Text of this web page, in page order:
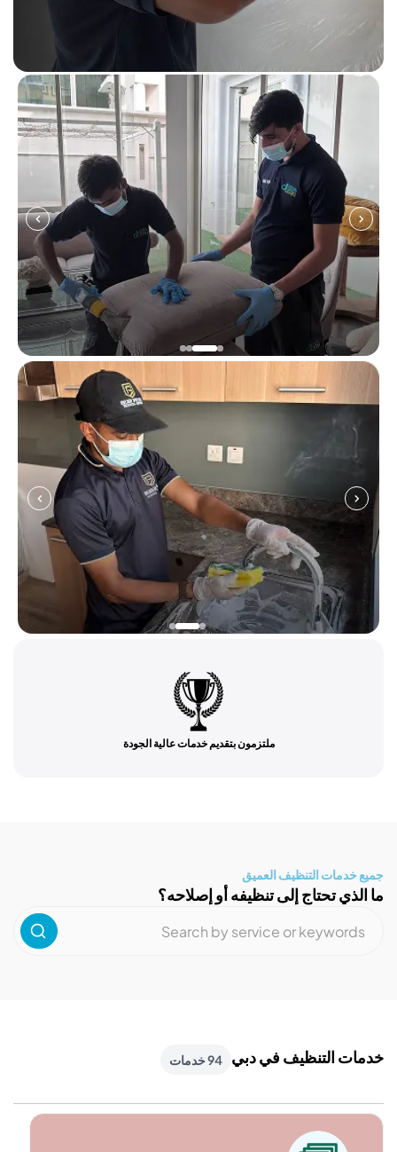
ملتزمون بتقديم خدمات عالية الجودة
التنظيف العميق
تحتاج إلى تنظيفه أو إصلاحه؟
التنظيف في دبي 94 خدمات